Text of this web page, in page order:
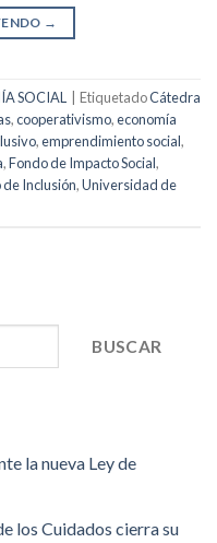
→
SOCIAL EtiquetadoCátedra
,cooperativismo,economía
,emprendimiento social,
,Fondo de Impacto Social,
Inclusión,Universidad de
BUSCAR
la nueva Ley de
los Cuidados cierra su